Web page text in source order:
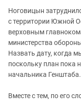
Ноговицын
с территории Южной
верховным
министерства
Назвать дату, когда
поскольку план пока
начальника Генштаба.
Вместе с тем, по его